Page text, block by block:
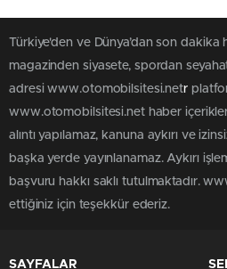
Türkiye'den ve Dünya’dan son dakika
magazinden siyasete, spordan
adresi www.otomobilsitesi.netr
www.otomobilsitesi.net haber
alıntı yapılamaz, kanuna aykırı ve
başka yerde yayınlanamaz. Aykırı
başvuru hakkı saklı tutulmaktadır.
ettiğiniz için teşekkür ederiz.
SAYFALAR